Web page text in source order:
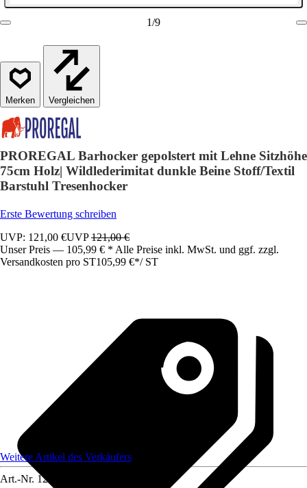
1/9
Vergleichen
PROREGAL Barhocker gepolstert mit Lehne Sitzhöhe
75cm Holz| Wildlederimitat dunkle Beine Stoff/Textil
Barstuhl Tresenhocker
Erste Bewertung schreiben
UVP: 121,00 €UVP121,00 €
Unser Preis — 105,99 € * Alle Preise inkl. MwSt. und ggf. zzgl.
Versandkosten pro ST105,99 €*/ ST
Weitere Artikel des Verkäufers
Art.-Nr. 12585115